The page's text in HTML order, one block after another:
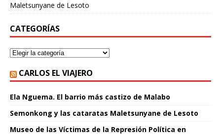
Maletsunyane de Lesoto
CATEGORÍAS
CARLOS EL VIAJERO
Ela Nguema. El barrio más castizo de Malabo
Semonkong y las cataratas Maletsunyane de Lesoto
Museo de las Víctimas de la Represión Política en